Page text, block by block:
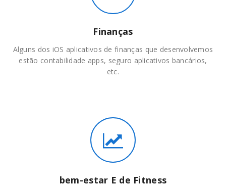
Finanças
Alguns dos iOS aplicativos de finanças que desenvolvemos
estão contabilidade apps, seguro aplicativos bancários,
etc.
bem-estar E de Fitness